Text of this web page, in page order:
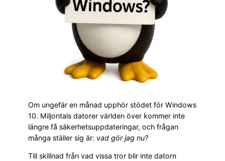
Om ungefär en månad upphör stödet för Windows
10. Miljontals datorer världen över kommer inte
längre få säkerhetsuppdateringar, och frågan
många ställer sig är: vad gör jag nu?
Till skillnad från vad vissa tror blir inte datorn